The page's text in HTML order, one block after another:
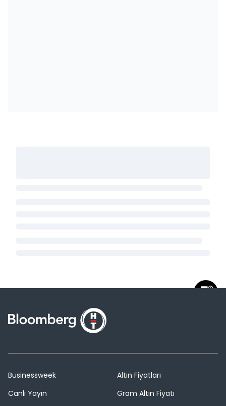
Businessweek
Canlı Yayın
Altın Fiyatları
Gram Altın Fiyatı